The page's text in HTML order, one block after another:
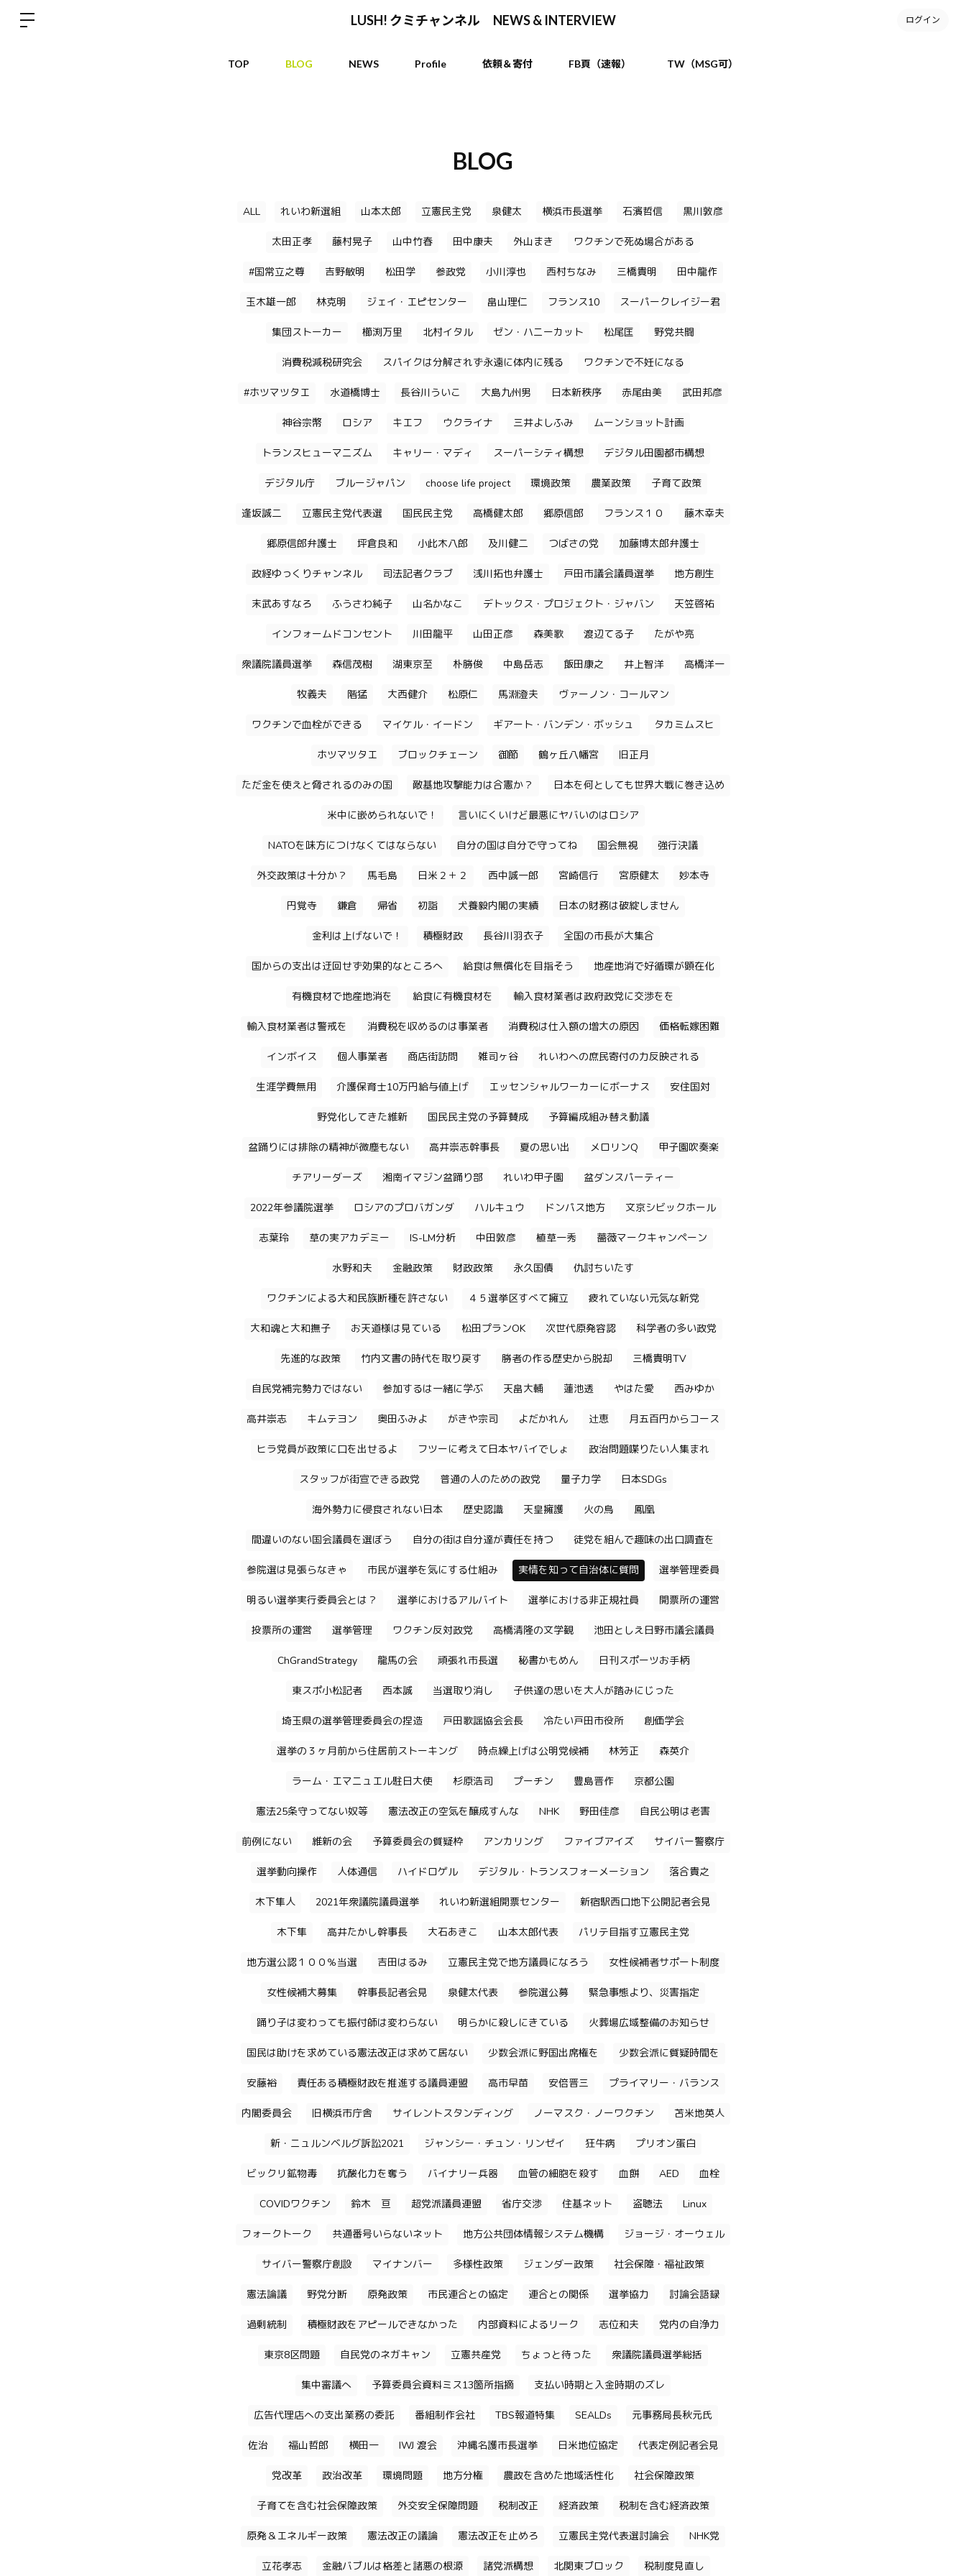
LUSH! クミチャンネル NEWS & INTERVIEW ログイン
TOP BLOG NEWS Profile 依頼＆寄付 FB頁（速報） TW（MSG可）
BLOG
ALL れいわ新選組 山本太郎 立憲民主党 泉健太 横浜市長選挙 石濱哲信 黒川敦彦
太田正孝 藤村晃子 山中竹春 田中康夫 外山まき ワクチンで死ぬ場合がある
#国常立之尊 吉野敏明 松田学 参政党 小川淳也 西村ちなみ 三橋貴明 田中龍作
玉木雄一郎 林克明 ジェイ・エピセンター 畠山理仁 フランス10 スーパークレイジー君
集団ストーカー 櫛渕万里 北村イタル ゼン・ハニーカット 松尾匡 野党共闘
消費税減税研究会 スパイクは分解されず永遠に体内に残る ワクチンで不妊になる
#ホツマツタエ 水道橋博士 長谷川ういこ 大島九州男 日本新秩序 赤尾由美 武田邦彦
神谷宗幣 ロシア キエフ ウクライナ 三井よしふみ ムーンショット計画
トランスヒューマニズム キャリー・マディ スーパーシティ構想 デジタル田園都市構想
デジタル庁 ブルージャパン choose life project 環境政策 農業政策 子育て政策
逢坂誠二 立憲民主党代表選 国民民主党 高橋健太郎 郷原信郎 フランス１０ 藤木幸夫
郷原信郎弁護士 坪倉良和 小此木八郎 及川健二 つばさの党 加藤博太郎弁護士
政経ゆっくりチャンネル 司法記者クラブ 浅川拓也弁護士 戸田市議会議員選挙 地方創生
末武あすなろ ふうさわ純子 山名かなこ デトックス・プロジェクト・ジャバン 天笠啓祐
インフォームドコンセント 川田龍平 山田正彦 森美歌 渡辺てる子 たがや亮
衆議院議員選挙 森信茂樹 湖東京至 朴勝俊 中島岳志 飯田康之 井上智洋 高橋洋一
牧義夫 階猛 大西健介 松原仁 馬淵澄夫 ヴァーノン・コールマン
ワクチンで血栓ができる マイケル・イードン ギアート・バンデン・ボッシュ タカミムスヒ
ホツマツタエ ブロックチェーン 御節 鶴ヶ丘八幡宮 旧正月
ただ金を使えと脅されるのみの国 敵基地攻撃能力は合憲か？ 日本を何としても世界大戦に巻き込め
米中に嵌められないで！ 言いにくいけど最悪にヤバいのはロシア
NATOを味方につけなくてはならない 自分の国は自分で守ってね 国会無視 強行決議
外交政策は十分か？ 馬毛島 日米２＋２ 西中誠一郎 宮崎信行 宮原健太 妙本寺
円覚寺 鎌倉 帰省 初詣 犬養毅内閣の実績 日本の財務は破綻しません
金利は上げないで！ 積極財政 長谷川羽衣子 全国の市長が大集合
国からの支出は迂回せず効果的なところへ 給食は無償化を目指そう 地産地消で好循環が顕在化
有機食材で地産地消を 給食に有機食材を 輸入食材業者は政府政党に交渉をを
輸入食材業者は警戒を 消費税を収めるのは事業者 消費税は仕入額の増大の原因 価格転嫁困難
インボイス 個人事業者 商店街訪問 雑司ヶ谷 れいわへの庶民寄付の力反映される
生涯学費無用 介護保育士10万円給与値上げ エッセンシャルワーカーにボーナス 安住国対
野党化してきた維新 国民民主党の予算賛成 予算編成組み替え動議
盆踊りには排除の精神が微塵もない 高井崇志幹事長 夏の思い出 メロリンQ 甲子園吹奏楽
チアリーダーズ 湘南イマジン盆踊り部 れいわ甲子園 盆ダンスパーティー
2022年参議院選挙 ロシアのプロバガンダ ハルキュウ ドンパス地方 文京シビックホール
志葉玲 草の実アカデミー IS-LM分析 中田敦彦 植草一秀 薔薇マークキャンペーン
水野和夫 金融政策 財政政策 永久国債 仇討ちいたす
ワクチンによる大和民族断種を許さない ４５選挙区すべて擁立 疲れていない元気な新党
大和魂と大和撫子 お天道様は見ている 松田プランOK 次世代原発容認 科学者の多い政党
先進的な政策 竹内文書の時代を取り戻す 勝者の作る歴史から脱却 三橋貴明TV
自民党補完勢力ではない 参加するは一緒に学ぶ 天畠大輔 蓮池透 やはた愛 西みゆか
高井崇志 キムテヨン 奥田ふみよ がきや宗司 よだかれん 辻恵 月五百円からコース
ヒラ党員が政策に口を出せるよ フツーに考えて日本ヤバイでしょ 政治問題喋りたい人集まれ
スタッフが街宣できる政党 普通の人のための政党 量子力学 日本SDGs
海外勢力に侵食されない日本 歴史認識 天皇擁護 火の鳥 鳳凰
間違いのない国会議員を選ぼう 自分の街は自分達が責任を持つ 徒党を組んで趣味の出口調査を
参院選は見張らなきゃ 市民が選挙を気にする仕組み 実情を知って自治体に質問 選挙管理委員
明るい選挙実行委員会とは？ 選挙におけるアルバイト 選挙における非正規社員 開票所の運営
投票所の運営 選挙管理 ワクチン反対政党 高橋清隆の文学観 池田としえ日野市議会議員
ChGrandStrategy 龍馬の会 頑張れ市長選 秘書かもめん 日刊スポーツお手柄
東スポ小松記者 西本誠 当選取り消し 子供達の思いを大人が踏みにじった
埼玉県の選挙管理委員会の捏造 戸田歌謡協会会長 冷たい戸田市役所 創価学会
選挙の３ヶ月前から住居前ストーキング 時点繰上げは公明党候補 林芳正 森英介
ラーム・エマニュエル駐日大使 杉原浩司 プーチン 豊島晋作 京都公園
憲法25条守ってない奴等 憲法改正の空気を醸成すんな NHK 野田佳彦 自民公明は老害
前例にない 維新の会 予算委員会の質疑枠 アンカリング ファイブアイズ サイバー警察庁
選挙動向操作 人体通信 ハイドロゲル デジタル・トランスフォーメーション 落合貴之
木下隼人 2021年衆議院議員選挙 れいわ新選組開票センター 新宿駅西口地下公開記者会見
木下隼 高井たかし幹事長 大石あきこ 山本太郎代表 パリテ目指す立憲民主党
地方選公認１００％当選 吉田はるみ 立憲民主党で地方議員になろう 女性候補者サポート制度
女性候補大募集 幹事長記者会見 泉健太代表 参院選公募 緊急事態より、災害指定
踊り子は変わっても振付師は変わらない 明らかに殺しにきている 火葬場広域整備のお知らせ
国民は助けを求めている憲法改正は求めて居ない 少数会派に野国出席権を 少数会派に質疑時間を
安藤裕 責任ある積極財政を推進する議員連盟 高市早苗 安倍晋三 プライマリー・バランス
内閣委員会 旧横浜市庁舎 サイレントスタンディング ノーマスク・ノーワクチン 苫米地英人
新・ニュルンベルグ訴訟2021 ジャンシー・チュン・リンゼイ 狂牛病 プリオン蛋白
ビックリ鉱物毒 抗酸化力を奪う バイナリー兵器 血管の細胞を殺す 血餅 AED 血栓
COVIDワクチン 鈴木 亘 超党派議員連盟 省庁交渉 住基ネット 盗聴法 Linux
フォークトーク 共通番号いらないネット 地方公共団体情報システム機構 ジョージ・オーウェル
サイバー警察庁創設 マイナンバー 多様性政策 ジェンダー政策 社会保障・福祉政策
憲法論議 野党分断 原発政策 市民連合との協定 連合との関係 選挙協力 討論会語録
過剰統制 積極財政をアピールできなかった 内部資料によるリーク 志位和夫 党内の自浄力
東京8区問題 自民党のネガキャン 立憲共産党 ちょっと待った 衆議院議員選挙総括
集中審議へ 予算委員会資料ミス13箇所指摘 支払い時期と入金時期のズレ
広告代理店への支出業務の委託 番組制作会社 TBS報道特集 SEALDs 元事務局長秋元氏
佐治 福山哲郎 横田一 IWJ 渡会 沖縄名護市長選挙 日米地位協定 代表定例記者会見
党改革 政治改革 環境問題 地方分権 農政を含めた地域活性化 社会保障政策
子育てを含む社会保障政策 外交安全保障問題 税制改正 経済政策 税制を含む経済政策
原発＆エネルギー政策 憲法改正の議論 憲法改正を止めろ 立憲民主党代表選討論会 NHK党
立花孝志 金融バブルは格差と諸悪の根源 諸党派構想 北関東ブロック 税制度見直し